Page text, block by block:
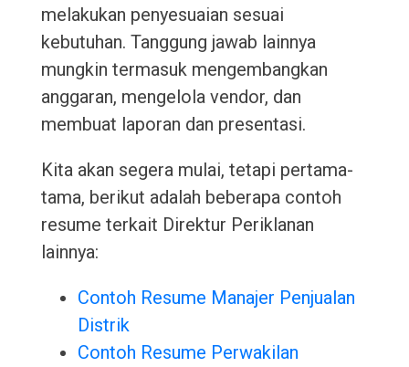
melakukan penyesuaian sesuai
kebutuhan. Tanggung jawab lainnya
mungkin termasuk mengembangkan
anggaran, mengelola vendor, dan
membuat laporan dan presentasi.
Kita akan segera mulai, tetapi pertama-
tama, berikut adalah beberapa contoh
resume terkait Direktur Periklanan
lainnya:
Contoh Resume Manajer Penjualan
Distrik
Contoh Resume Perwakilan